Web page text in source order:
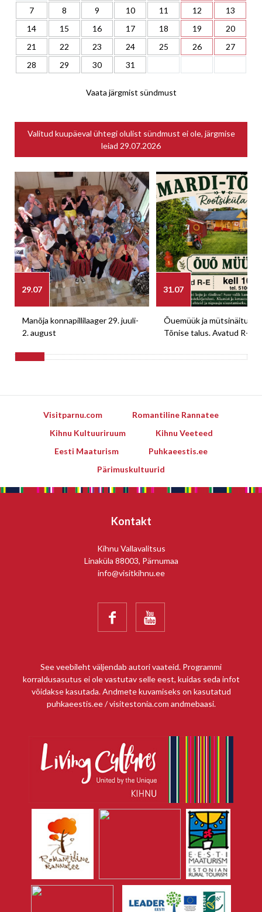
7
8 9 10 11 12
13
14
15 16 17 18 19
20
21
22 23 24 25 26
27
28
29 30 31
Vaata järgmist sündmust
Valitud kuupäeval ühtegi olulist sündmust ei ole, järgmise
leiad 29.07.2026
29.07
Manõja konnapillilaager 29. juuli-
2. august
31.07
Õuemüük ja mütsinäitus
Tõnise talus. Avatud R-E
Visitparnu.com
Romantiline Rannatee
Kihnu Kultuuriruum
Kihnu Veeteed
Eesti Maaturism
Puhkaeestis.ee
Pärimuskultuurid
Kontakt
Kihnu Vallavalitsus
Linaküla 88003, Pärnumaa
info@visitkihnu.ee
 
See veebileht väljendab autori vaateid. Programmi
korraldusasutus ei ole vastutav selle eest, kuidas seda infot
võidakse kasutada. Andmete kuvamiseks on kasutatud
puhkaeestis.ee / visitestonia.com andmebaasi.